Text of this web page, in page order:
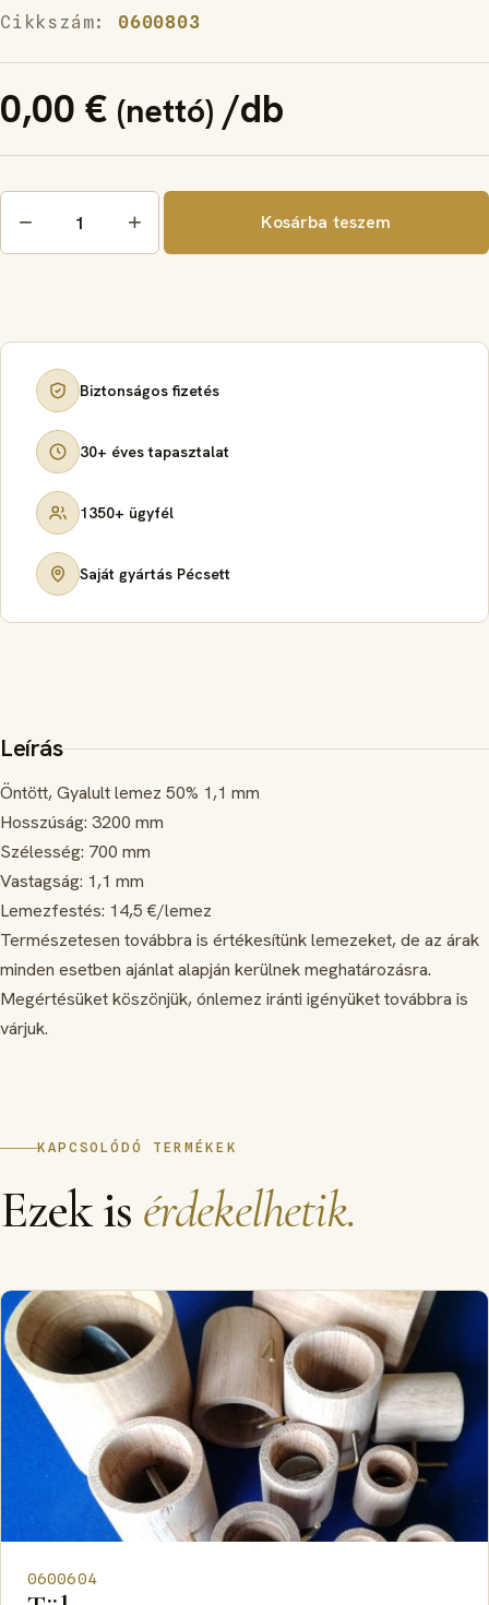
Cikkszám: 0600803
0,00 € (nettó) /db
Gyalult
lemez
− + Kosárba teszem
Biztonságos fizetés
30+ éves tapasztalat
1350+ ügyfél
Saját gyártás Pécsett
Leírás
Öntött, Gyalult lemez 50% 1,1 mm
Hosszúság: 3200 mm
Szélesség: 700 mm
Vastagság: 1,1 mm
Lemezfestés: 14,5 €/lemez
Természetesen továbbra is értékesítünk lemezeket, de az árak
minden esetben ajánlat alapján kerülnek meghatározásra.
Megértésüket köszönjük, ónlemez iránti igényüket továbbra is
várjuk.
KAPCSOLÓDÓ TERMÉKEK
Ezek is érdekelhetik.
0600604